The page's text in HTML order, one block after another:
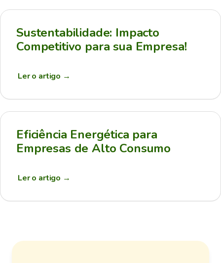
Sustentabilidade: Impacto
Competitivo para sua Empresa!
Ler o artigo →
Eficiência Energética para
Empresas de Alto Consumo
Ler o artigo →